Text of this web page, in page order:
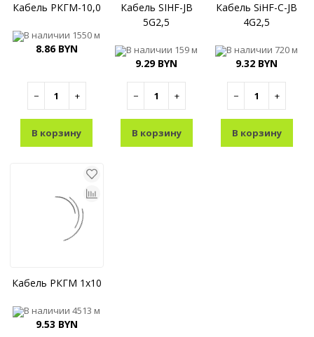
Кабель РКГМ-10,0
В наличии 1550 м
8.86 BYN
− +
В корзину
Кабель SIHF-JB
5G2,5
В наличии 159 м
9.29 BYN
− +
В корзину
Кабель SiHF-С-JB
4G2,5
В наличии720 м
9.32 BYN
− +
В корзину
Кабель РКГМ 1x10
В наличии4513 м
9.53 BYN